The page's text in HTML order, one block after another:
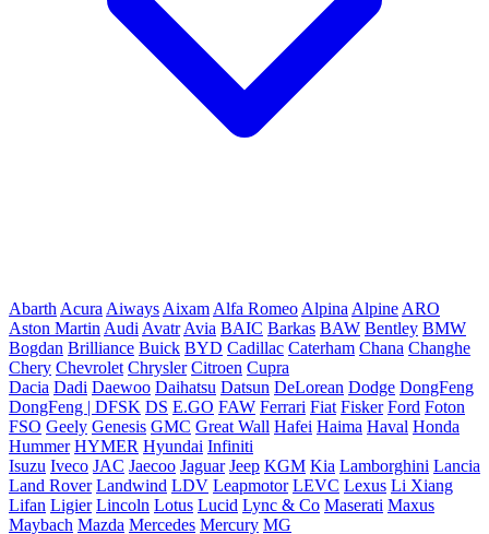
Abarth Acura Aiways Aixam Alfa Romeo Alpina Alpine ARO
Aston Martin Audi Avatr Avia BAIC Barkas BAW Bentley BMW
Bogdan Brilliance Buick BYD Cadillac Caterham Chana Changhe
Chery Chevrolet Chrysler Citroen Cupra
Dacia Dadi Daewoo Daihatsu Datsun DeLorean Dodge DongFeng
DongFeng | DFSK DS E.GO FAW Ferrari Fiat Fisker Ford Foton
FSO Geely Genesis GMC Great Wall Hafei Haima Haval Honda
Hummer HYMER Hyundai Infiniti
Isuzu Iveco JAC Jaecoo Jaguar Jeep KGM Kia Lamborghini Lancia
Land Rover Landwind LDV Leapmotor LEVC Lexus Li Xiang
Lifan Ligier Lincoln Lotus Lucid Lync & Co Maserati Maxus
Maybach Mazda Mercedes Mercury MG